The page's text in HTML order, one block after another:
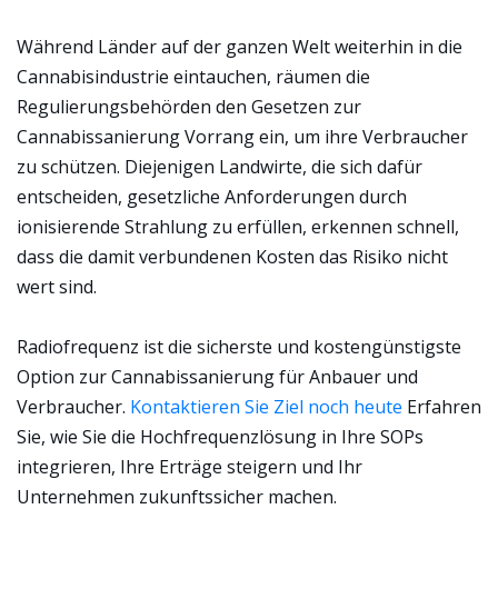
Während Länder auf der ganzen Welt weiterhin in die
Cannabisindustrie eintauchen, räumen die
Regulierungsbehörden den Gesetzen zur
Cannabissanierung Vorrang ein, um ihre Verbraucher
zu schützen. Diejenigen Landwirte, die sich dafür
entscheiden, gesetzliche Anforderungen durch
ionisierende Strahlung zu erfüllen, erkennen schnell,
dass die damit verbundenen Kosten das Risiko nicht
wert sind.
Radiofrequenz ist die sicherste und kostengünstigste
Option zur Cannabissanierung für Anbauer und
Verbraucher. Kontaktieren Sie Ziel noch heute Erfahren
Sie, wie Sie die Hochfrequenzlösung in Ihre SOPs
integrieren, Ihre Erträge steigern und Ihr
Unternehmen zukunftssicher machen.